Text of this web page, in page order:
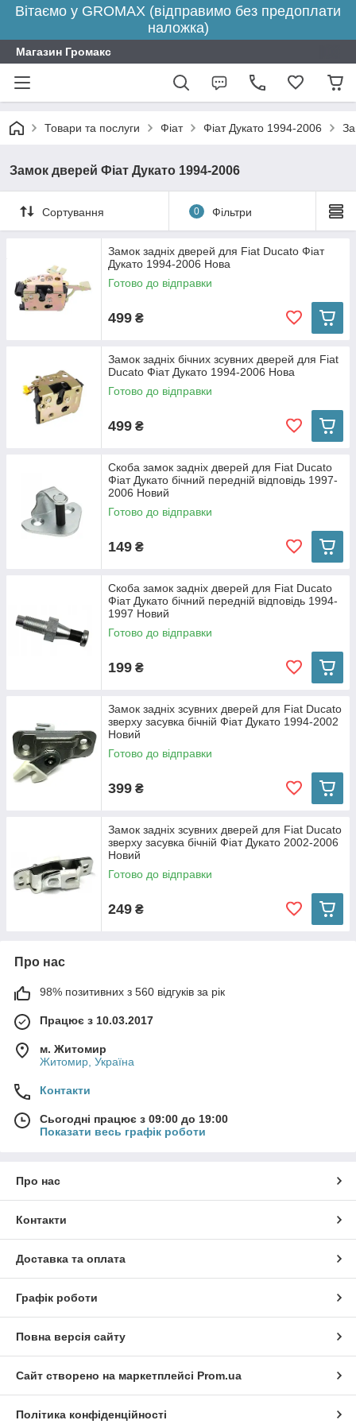
Вітаємо у GROMAX (відправимо без предоплати
наложка)
Магазин Громакс
Товари та послуги Фіат Фіат Дукато 1994-2006
Замок дверей Фіат Дукато 1994-2006
Сортування 0 Фільтри
Замок задніх дверей для Fiat Ducato Фіат
Дукато 1994-2006 Нова
Готово до відправки
499 ₴
Замок задніх бічних зсувних дверей для Fiat
Ducato Фіат Дукато 1994-2006 Нова
Готово до відправки
499 ₴
Скоба замок задніх дверей для Fiat Ducato
Фіат Дукато бічний передній відповідь 1997-
2006 Новий
Готово до відправки
149 ₴
Скоба замок задніх дверей для Fiat Ducato
Фіат Дукато бічний передній відповідь 1994-
1997 Новий
Готово до відправки
199 ₴
Замок задніх зсувних дверей для Fiat Ducato
зверху засувка бічній Фіат Дукато 1994-2002
Новий
Готово до відправки
399 ₴
Замок задніх зсувних дверей для Fiat Ducato
зверху засувка бічній Фіат Дукато 2002-2006
Новий
Готово до відправки
249 ₴
Про нас
98% позитивних з 560 відгуків за рік
Працює з 10.03.2017
м. Житомир
Житомир, Україна
Контакти
Сьогодні працює з 09:00 до 19:00
Показати весь графік роботи
Про нас
Контакти
Доставка та оплата
Графік роботи
Повна версія сайту
Сайт створено на маркетплейсі Prom.ua
Політика конфіденційності